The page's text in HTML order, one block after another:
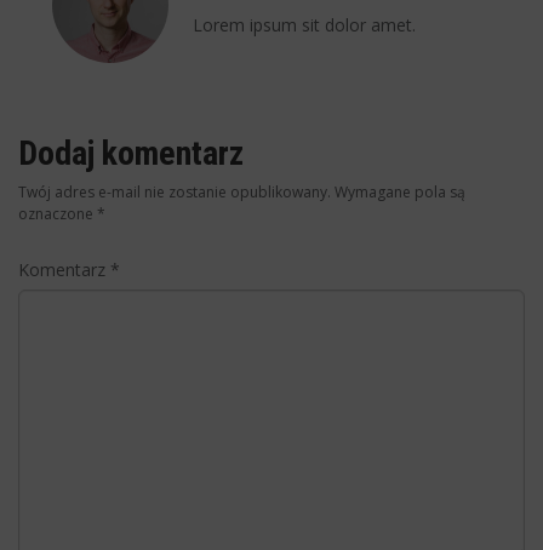
Lorem ipsum sit dolor amet.
Dodaj komentarz
Twój adres e-mail nie zostanie opublikowany. Wymagane pola są
oznaczone *
Komentarz *